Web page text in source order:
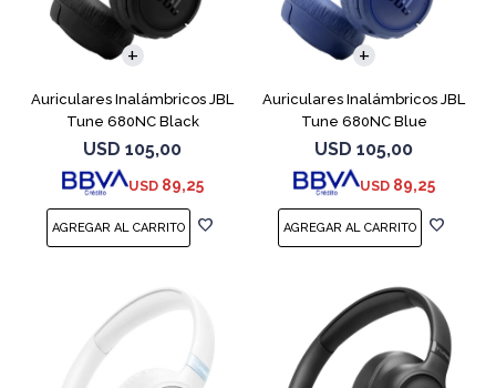
Auriculares Inalámbricos JBL
Tune 680NC Black
USD 105,00
USD 89,25
Auriculares Inalámbricos JBL
Tune 680NC Blue
USD 105,00
USD 89,25